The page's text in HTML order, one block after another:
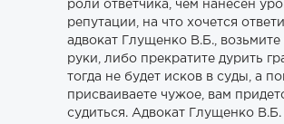
роли ответчика, чем нанесен
репутации, на что хочется
адвокат Глущенко В.Б., возьмите
руки, либо прекратите дурить
тогда не будет исков в суды, а
присваиваете чужое, вам
судиться. Адвокат Глущенко В.Б.